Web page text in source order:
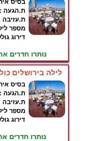
בסיס
ת.הגעה :
ת.עזיבה
מספר
דירוג
נותרו חדרים
לילה בירושלים
בסיס
ת.הגעה :
ת.עזיבה
מספר
דירוג
נותרו חדרים